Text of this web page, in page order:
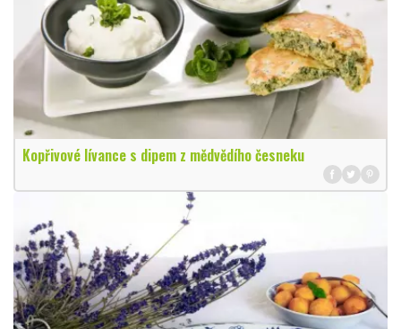
Kopřivové lívance s dipem z mědvědího česneku